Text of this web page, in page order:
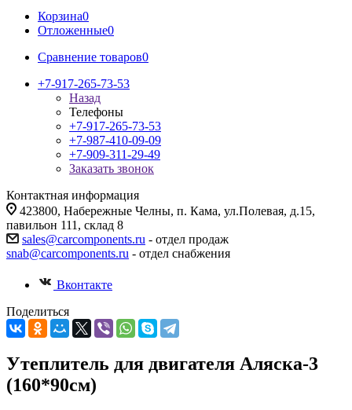
Корзина0
Отложенные0
Сравнение товаров0
+7-917-265-73-53
Назад
Телефоны
+7-917-265-73-53
+7-987-410-09-09
+7-909-311-29-49
Заказать звонок
Контактная информация
423800, Набережные Челны, п. Кама, ул.Полевая, д.15,
павильон 111, склад 8
sales@carcomponents.ru - отдел продаж
snab@carcomponents.ru - отдел снабжения
Вконтакте
Поделиться
Утеплитель для двигателя Аляска-3
(160*90см)